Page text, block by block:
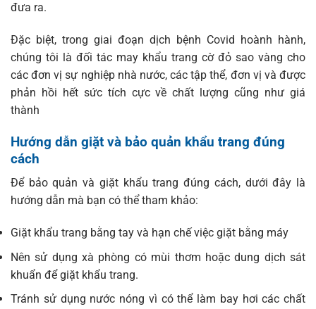
đưa ra.
Đặc biệt, trong giai đoạn dịch bệnh Covid hoành hành,
chúng tôi là đối tác may khẩu trang cờ đỏ sao vàng cho
các đơn vị sự nghiệp nhà nước, các tập thể, đơn vị và được
phản hồi hết sức tích cực về chất lượng cũng như giá
thành
Hướng dẫn giặt và bảo quản khẩu trang đúng
cách
Để bảo quản và giặt khẩu trang đúng cách, dưới đây là
hướng dẫn mà bạn có thể tham khảo:
Giặt khẩu trang bằng tay và hạn chế việc giặt bằng máy
Nên sử dụng xà phòng có mùi thơm hoặc dung dịch sát
khuẩn để giặt khẩu trang.
Tránh sử dụng nước nóng vì có thể làm bay hơi các chất